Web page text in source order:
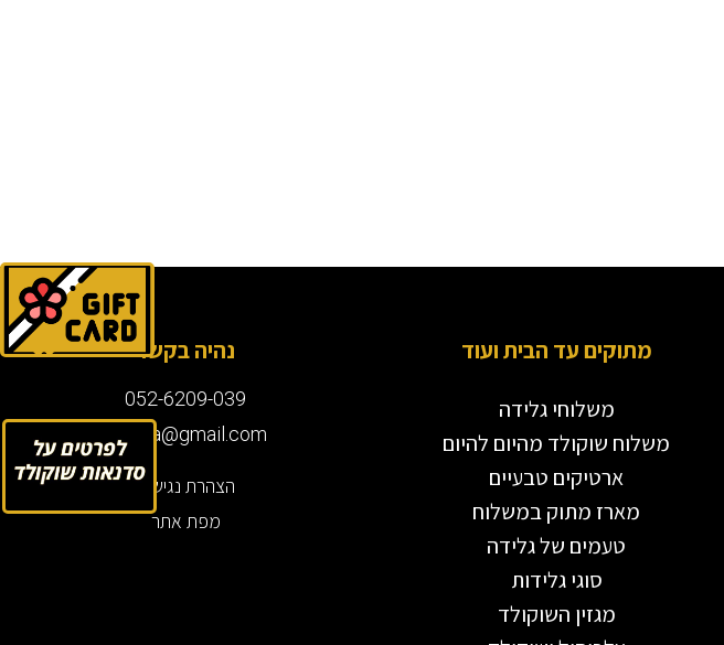
מתוקים עד הבית ועוד
משלוחי גלידה
משלוח שוקולד מהיום להיום
ארטיקים טבעיים
מארז מתוק במשלוח
טעמים של גלידה
סוגי גלידות
מגזין השוקולד
נהיה בקשר
052-6209-039
roisela@gmail.com
הצהרת נגישות
מפת אתר
לחץ
לחץ